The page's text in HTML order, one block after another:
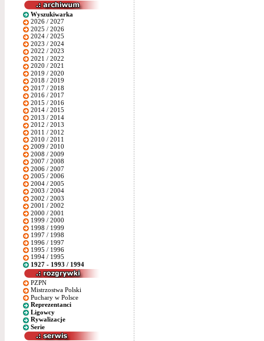
Wyszukiwarka
2026 / 2027
2025 / 2026
2024 / 2025
2023 / 2024
2022 / 2023
2021 / 2022
2020 / 2021
2019 / 2020
2018 / 2019
2017 / 2018
2016 / 2017
2015 / 2016
2014 / 2015
2013 / 2014
2012 / 2013
2011 / 2012
2010 / 2011
2009 / 2010
2008 / 2009
2007 / 2008
2006 / 2007
2005 / 2006
2004 / 2005
2003 / 2004
2002 / 2003
2001 / 2002
2000 / 2001
1999 / 2000
1998 / 1999
1997 / 1998
1996 / 1997
1995 / 1996
1994 / 1995
1927 - 1993 / 1994
PZPN
Mistrzostwa Polski
Puchary w Polsce
Reprezentanci
Ligowcy
Rywalizacje
Serie